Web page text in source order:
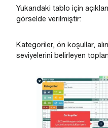
Yukarıdaki tablo için
görselde verilmiştir:
Kategoriler, ön koşullar,
seviyelerini belirleyen